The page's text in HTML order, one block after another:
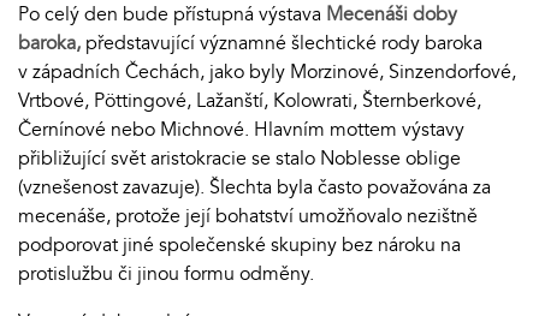
Po celý den bude přístupná výstava Mecenáši doby
baroka, představující významné šlechtické rody baroka
v západních Čechách, jako byly Morzinové, Sinzendorfové,
Vrtbové, Pöttingové, Lažanští, Kolowrati, Šternberkové,
Černínové nebo Michnové. Hlavním mottem výstavy
přibližující svět aristokracie se stalo Noblesse oblige
(vznešenost zavazuje). Šlechta byla často považována za
mecenáše, protože její bohatství umožňovalo nezištně
podporovat jiné společenské skupiny bez nároku na
protislužbu či jinou formu odměny.